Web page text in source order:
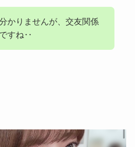
かりませんが、交友関係
すね‥